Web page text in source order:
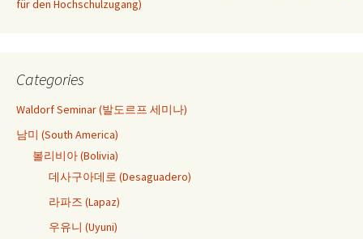
für den Hochschulzugang)
Categories
Waldorf Seminar (발도르프 세미나)
남미 (South America)
볼리비아 (Bolivia)
데사구아데로 (Desaguadero)
라파즈 (Lapaz)
우유니 (Uyuni)